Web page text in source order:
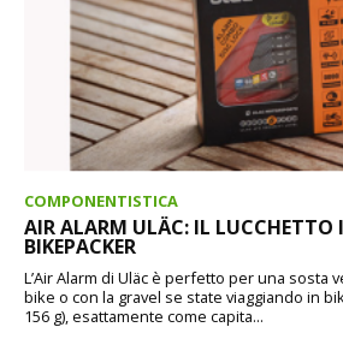
COMPONENTISTICA
AIR ALARM ULÄC: IL LUCCHETTO
BIKEPACKER
L’Air Alarm di Uläc è perfetto per una sosta
bike o con la gravel se state viaggiando in
156 g), esattamente come capita...